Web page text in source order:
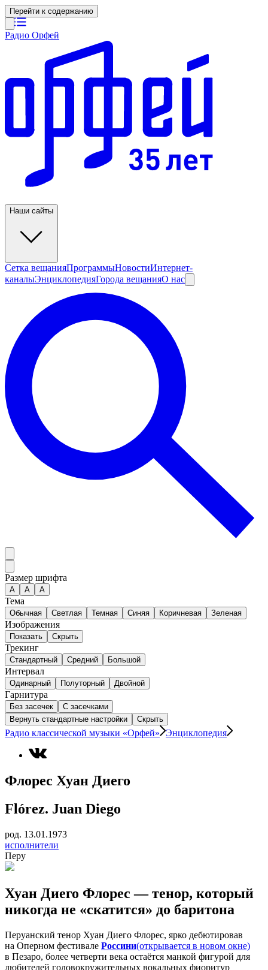
Перейти к содержанию
Радио Орфей
Наши сайты
Сетка вещанияПрограммыНовостиИнтернет-
каналыЭнциклопедияГорода вещанияО нас
Размер шрифта
А A A
Тема
Обычная Светлая Темная Синяя Коричневая Зеленая
Изображения
Показать Скрыть
Трекинг
Стандартный Средний Большой
Интервал
Одинарный Полуторный Двойной
Гарнитура
Без засечек
С засечками
Вернуть стандартные настройки
Скрыть
Радио классической музыки «Орфей» Энциклопедия
Флорес Хуан Диего
Flórez. Juan Diego
род. 13.01.1973
исполнители
Перу
Хуан Диего Флорес — тенор, который
никогда не «скатится» до баритона
Перуанский тенор Хуан Диего Флорес, ярко дебютировав
на Оперном фестивале Россини(открывается в новом окне)
в Пезаро, более четверти века остаётся манкой фигурой для
любителей головокружительных вокальных фиоритур